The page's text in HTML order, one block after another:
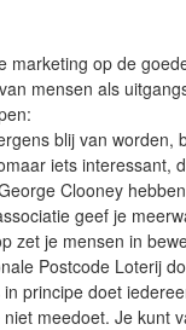
marketing op de
mensen als
blij van worden,
iets interessant,
Clooney
geef je
zet je mensen in
Postcode Loterij
principe doet
meedoet. Je kunt